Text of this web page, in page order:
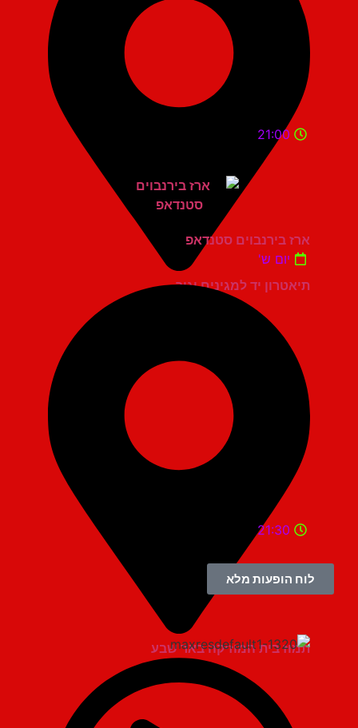
תיאטרון יד למגינים יגור
21:00
ארז בירנבוים סטנדאפ
יום ש'
תמוז בית המוזיקה באר שבע
21:30
לוח הופעות מלא